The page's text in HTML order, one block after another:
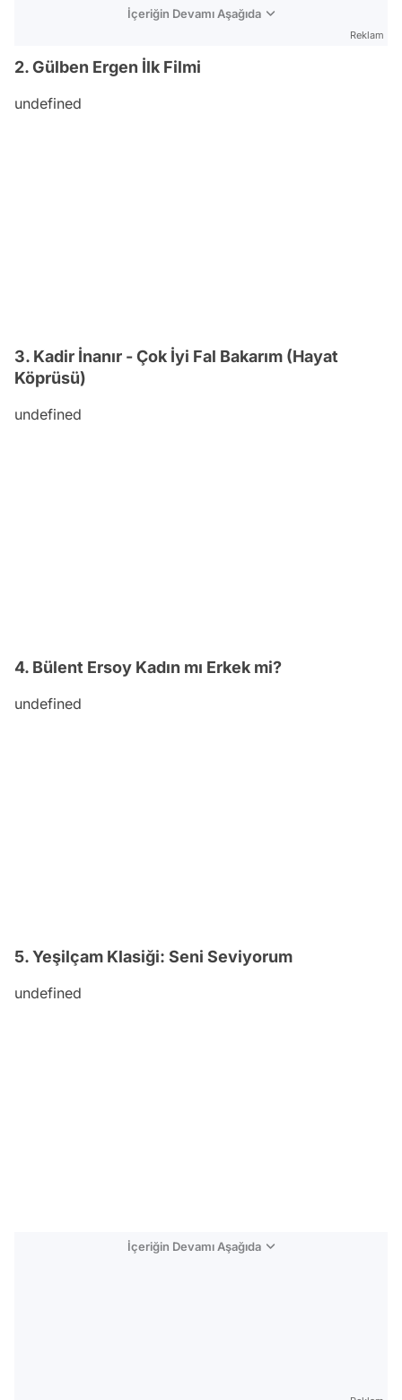
İçeriğin Devamı Aşağıda
Reklam
2. Gülben Ergen İlk Filmi
undefined
3. Kadir İnanır - Çok İyi Fal Bakarım (Hayat
Köprüsü)
undefined
4. Bülent Ersoy Kadın mı Erkek mi?
undefined
5. Yeşilçam Klasiği: Seni Seviyorum
undefined
İçeriğin Devamı Aşağıda